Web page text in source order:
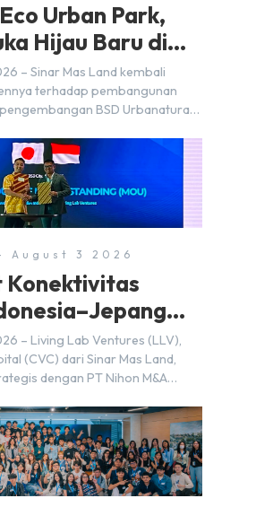
Urban Park,
Hijau Baru di
– Sinar Mas Land kembali
terhadap pembangunan
BSD Urbanatura
1,5 km yang dikelilingi
BSD City yang sebelumnya
Pathway. Transformasi ini
upaya perusahaan untuk […]
August 3 2026
Konektivitas
– Living Lab Ventures (LLV),
(CVC) dari Sinar Mas Land,
dengan PT Nihon M&A
tersebut ditandai dengan
of Understanding
at Living Lab Ventures)